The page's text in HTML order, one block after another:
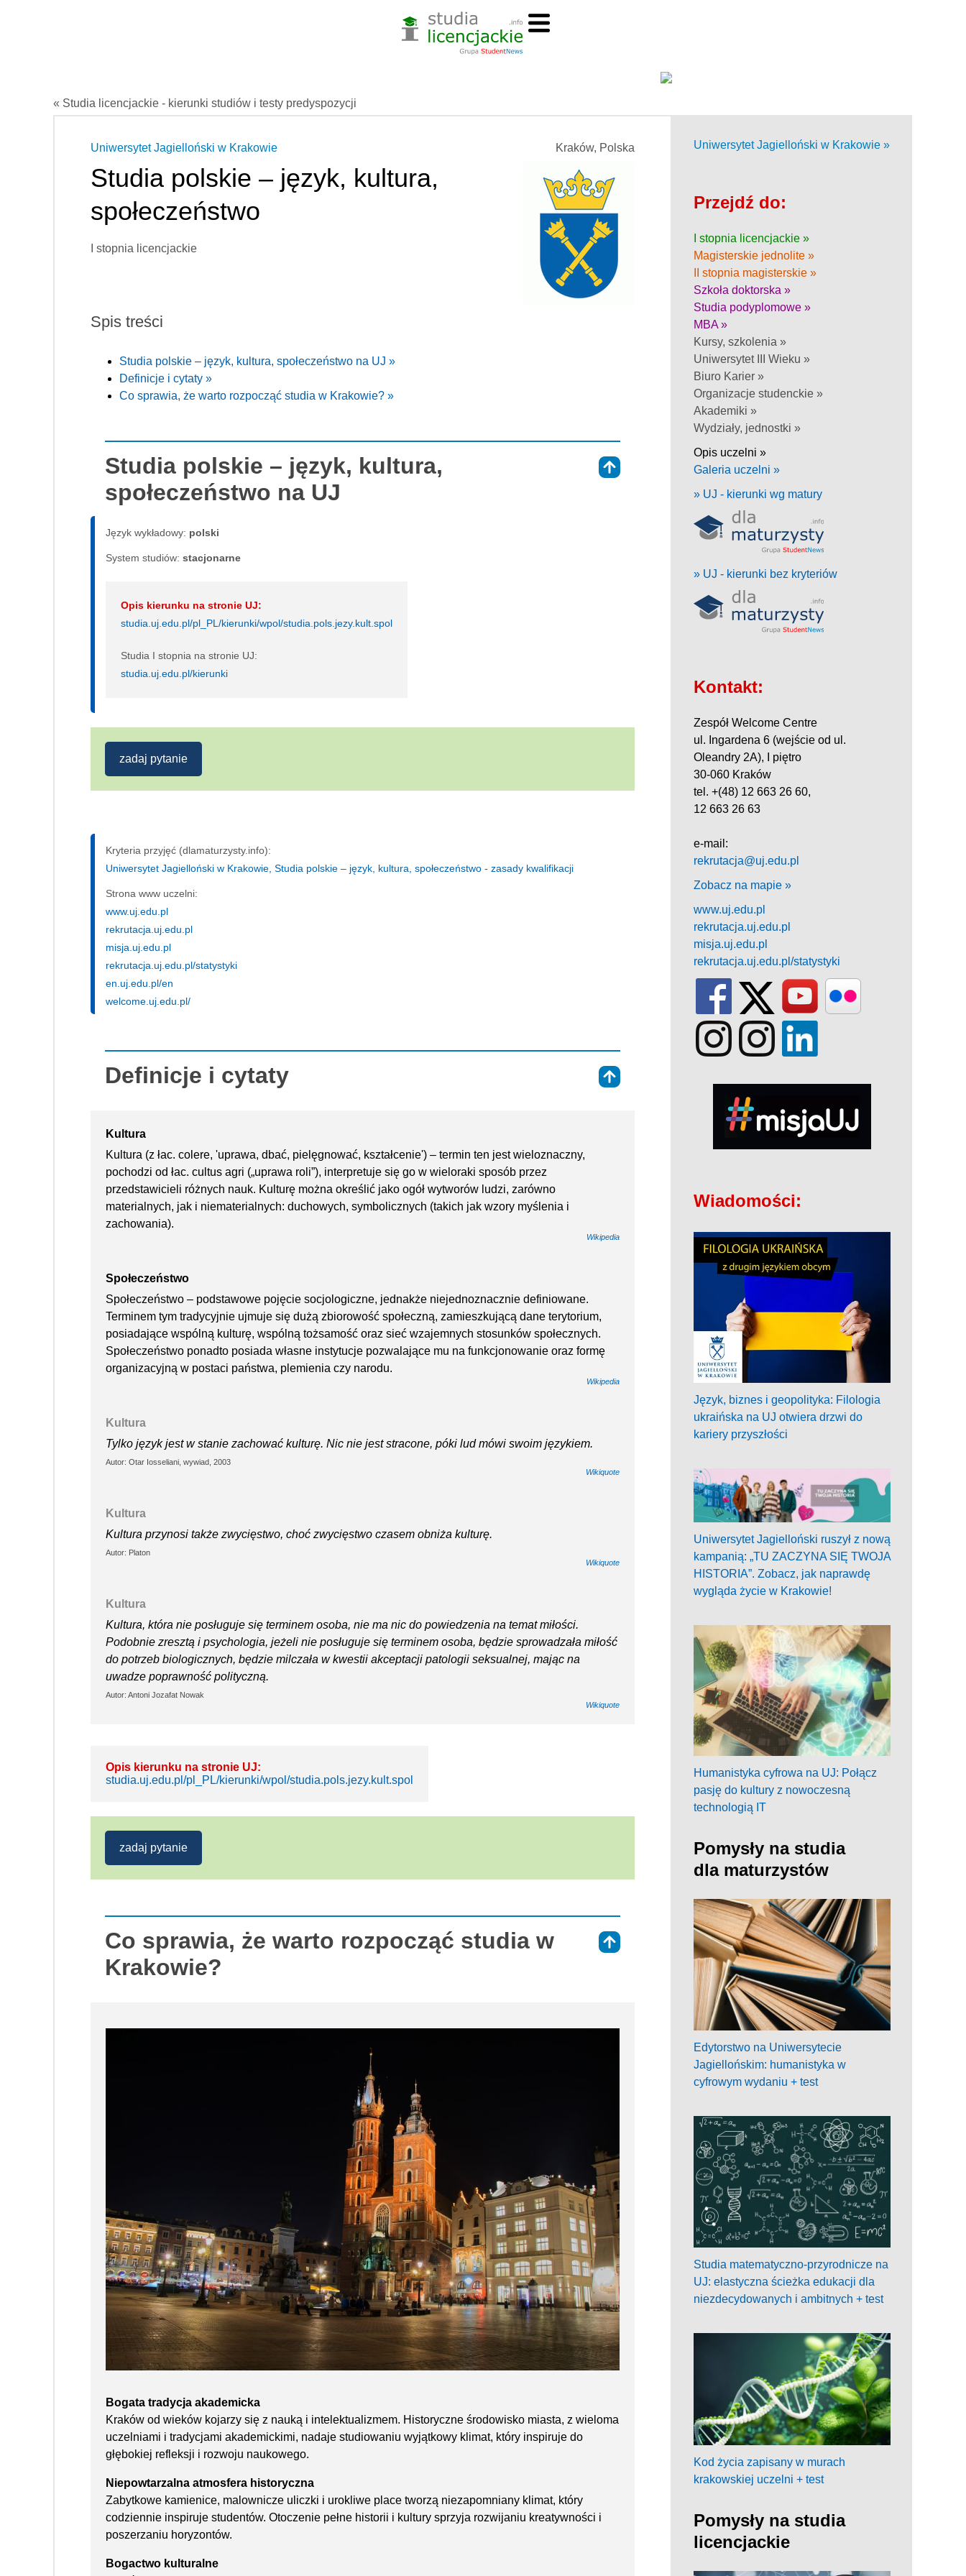
« Studia licencjackie - kierunki studiów i testy predyspozycji
Kraków, Polska
Uniwersytet Jagielloński w Krakowie
Studia polskie – język, kultura,
społeczeństwo
I stopnia licencjackie
Spis treści
Studia polskie – język, kultura, społeczeństwo na UJ »
Definicje i cytaty »
Co sprawia, że warto rozpocząć studia w Krakowie? »
Studia polskie – język, kultura,
społeczeństwo na UJ
Język wykładowy: polski
System studiów: sta­cjo­nar­ne
Opis kierunku na stronie UJ:
studia.uj.edu.pl/pl_PL/kierunki/wpol/studia.pols.jezy.kult.spol
Studia I stopnia na stronie UJ:
studia.uj.edu.pl/kierunki
zadaj pytanie
Kryteria przyjęć (dlamaturzysty.info):
Uniwersytet Jagielloński w Krakowie, Studia polskie – język, kultura, społeczeństwo - zasady kwalifikacji
Strona www uczelni:
www.uj.edu.pl
rekrutacja.uj.edu.pl
misja.uj.edu.pl
rekrutacja.uj.edu.pl/statystyki
en.uj.edu.pl/en
welcome.uj.edu.pl/
Definicje i cytaty
Kultura
Kultura (z łac. colere, 'uprawa, dbać, pielęgnować, kształcenie') – termin ten jest wieloznaczny,
pochodzi od łac. cultus agri („uprawa roli”), interpretuje się go w wieloraki sposób przez
przedstawicieli różnych nauk. Kulturę można określić jako ogół wytworów ludzi, zarówno
materialnych, jak i niematerialnych: duchowych, symbolicznych (takich jak wzory myślenia i
zachowania).
Wikipedia
Społeczeństwo
Społeczeństwo – podstawowe pojęcie socjologiczne, jednakże niejednoznacznie definiowane.
Terminem tym tradycyjnie ujmuje się dużą zbiorowość społeczną, zamieszkującą dane terytorium,
posiadające wspólną kulturę, wspólną tożsamość oraz sieć wzajemnych stosunków społecznych.
Społeczeństwo ponadto posiada własne instytucje pozwalające mu na funkcjonowanie oraz formę
organizacyjną w postaci państwa, plemienia czy narodu.
Wikipedia
Kultura
Tylko język jest w stanie zachować kulturę. Nic nie jest stracone, póki lud mówi swoim językiem.
Autor: Otar Iosseliani, wywiad, 2003
Wikiquote
Kultura
Kultura przynosi także zwycięstwo, choć zwycięstwo czasem obniża kulturę.
Autor: Platon
Wikiquote
Kultura
Kultura, która nie posługuje się terminem osoba, nie ma nic do powiedzenia na temat miłości.
Podobnie zresztą i psychologia, jeżeli nie posługuje się terminem osoba, będzie sprowadzała miłość
do potrzeb biologicznych, będzie milczała w kwestii akceptacji patologii seksualnej, mając na
uwadze poprawność polityczną.
Autor: Antoni Jozafat Nowak
Wikiquote
Opis kierunku na stronie UJ:
studia.uj.edu.pl/pl_PL/kierunki/wpol/studia.pols.jezy.kult.spol
zadaj pytanie
Co sprawia, że warto rozpocząć studia w
Krakowie?
Bogata tradycja akademicka
Kraków od wieków kojarzy się z nauką i intelektualizmem. Historyczne środowisko miasta, z wieloma
uczelniami i tradycjami akademickimi, nadaje studiowaniu wyjątkowy klimat, który inspiruje do
głębokiej refleksji i rozwoju naukowego.
Niepowtarzalna atmosfera historyczna
Zabytkowe kamienice, malownicze uliczki i urokliwe place tworzą niezapomniany klimat, który
codziennie inspiruje studentów. Otoczenie pełne historii i kultury sprzyja rozwijaniu kreatywności i
poszerzaniu horyzontów.
Bogactwo kulturalne
Uniwersytet Jagielloński w Krakowie »
Przejdź do:
I stopnia licencjackie »
Magisterskie jednolite »
II stopnia magisterskie »
Szkoła doktorska »
Studia podyplomowe »
MBA »
Kursy, szkolenia »
Uniwersytet III Wieku »
Biuro Karier »
Organizacje studenckie »
Akademiki »
Wydziały, jednostki »
Opis uczelni »
Galeria uczelni »
» UJ - kierunki wg matury
» UJ - kierunki bez kryteriów
Kontakt:
Zespół Welcome Centre
ul. Ingardena 6 (wejście od ul.
Oleandry 2A), I piętro
30-060 Kraków
tel. +(48) 12 663 26 60,
12 663 26 63
e-mail:
rekrutacja@uj.edu.pl
Zobacz na mapie »
www.uj.edu.pl
rekrutacja.uj.edu.pl
misja.uj.edu.pl
rekrutacja.uj.edu.pl/statystyki
Wiadomości:
Język, biznes i geopolityka: Filologia
ukraińska na UJ otwiera drzwi do
kariery przyszłości
Uniwersytet Jagielloński ruszył z nową
kampanią: „TU ZACZYNA SIĘ TWOJA
HISTORIA”. Zobacz, jak naprawdę
wygląda życie w Krakowie!
Humanistyka cyfrowa na UJ: Połącz
pasję do kultury z nowoczesną
technologią IT
Pomysły na studia
dla maturzystów
Edytorstwo na Uniwersytecie
Jagiellońskim: humanistyka w
cyfrowym wydaniu + test
Studia matematyczno-przyrodnicze na
UJ: elastyczna ścieżka edukacji dla
niezdecydowanych i ambitnych + test
Kod życia zapisany w murach
krakowskiej uczelni + test
Pomysły na studia
licencjackie